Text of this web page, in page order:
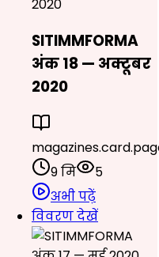
2020
SITIMMFORMA
अंक 18 — अक्टूबर
2020
9 मि
5
अभी पढ़ें
विवरण देखें